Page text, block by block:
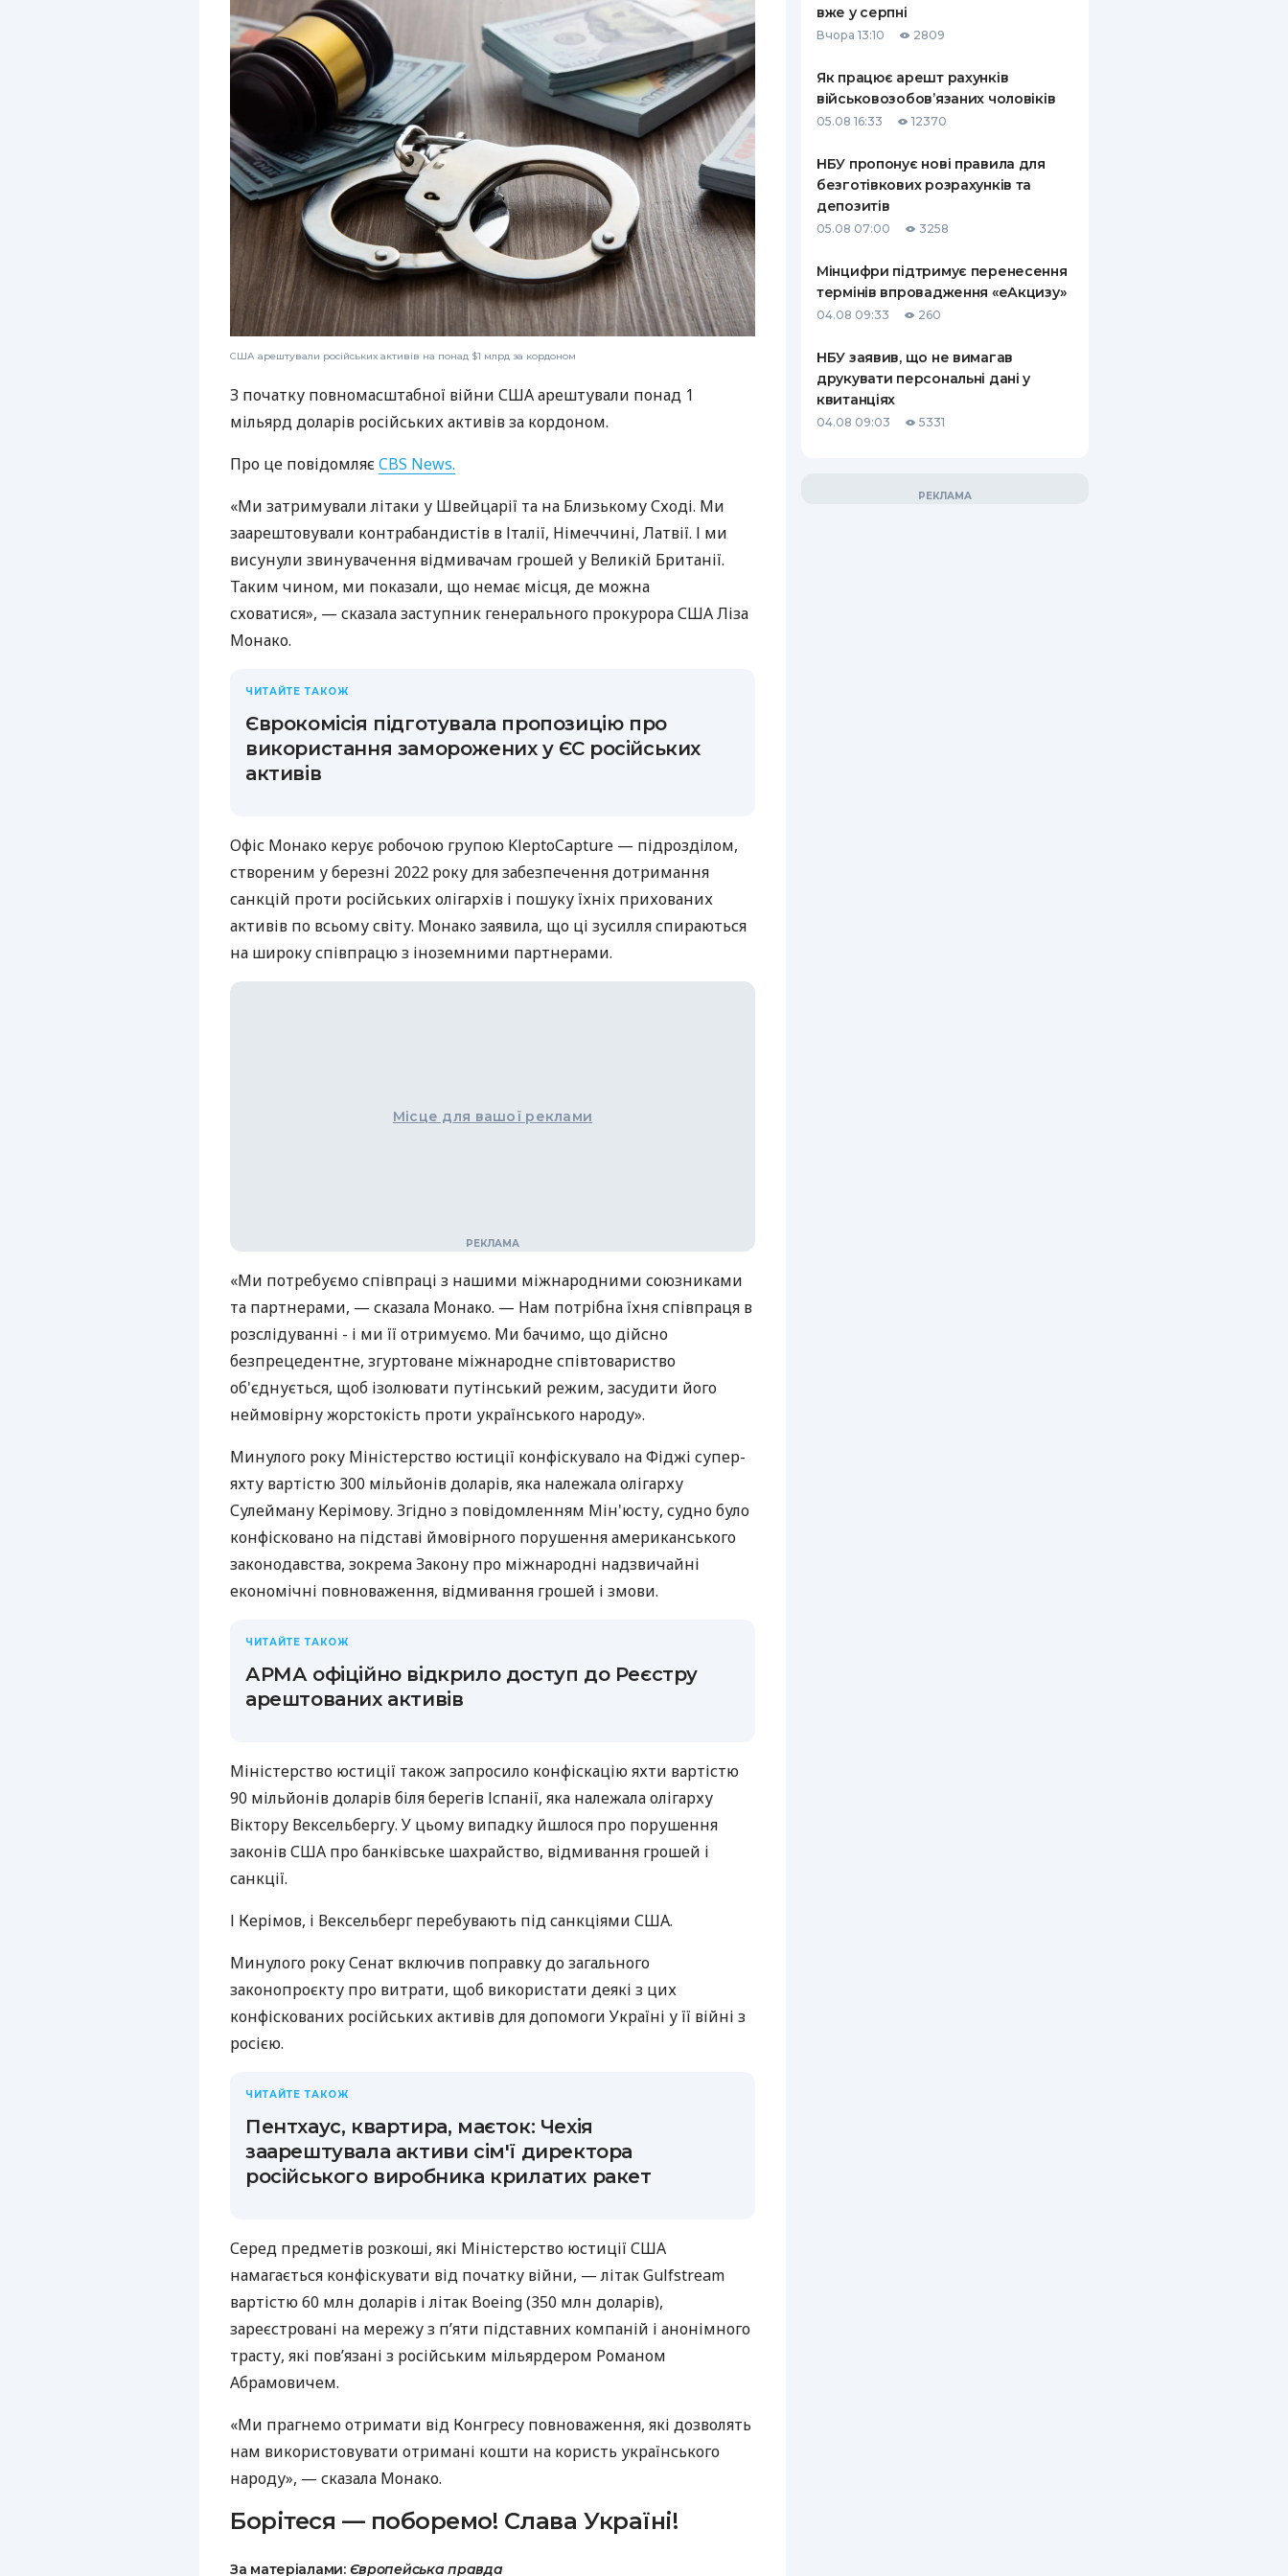
РЕЙТИНГ ДЕБЕТОВИХ
КАРТОК
ЩОМІСЯЧНИЙ ОГЛЯД
КЕШБЕКУ
ПУТІВНИКИ ПО
БАНКІВСЬКИХ КАРТКАХ
ПУТІВНИКИ ПО
ВСІ СТРАХОВІ ПОЛІСИ
СТРАХОВІ КОМПАНІЇ
ВІДГУКИ ПРО СТРАХОВІ
КОМПАНІЇ
США арештували російських активів на понад $1 млрд за кордоном
З початку повномасштабної війни США арештували понад 1
мільярд доларів російських активів за кордоном.
Про це повідомляєCBS News.
«Ми затримували літаки у Швейцарії та на Близькому Сході. Ми
заарештовували контрабандистів в Італії, Німеччині, Латвії. І ми
висунули звинувачення відмивачам грошей у Великій Британії.
Таким чином, ми показали, що немає місця, де можна
сховатися», — сказала заступник генерального прокурора США Ліза
Монако.
ЧИТАЙТЕ ТАКОЖ
Єврокомісія підготувала пропозицію про
використання заморожених у ЄС російських
активів
Офіс Монако керує робочою групою KleptoCapture — підрозділом,
створеним у березні 2022 року для забезпечення дотримання
санкцій проти російських олігархів і пошуку їхніх прихованих
активів по всьому світу. Монако заявила, що ці зусилля спираються
на широку співпрацю з іноземними партнерами.
Місце для вашої реклами
«Ми потребуємо співпраці з нашими міжнародними союзниками
та партнерами, — сказала Монако. — Нам потрібна їхня співпраця в
розслідуванні - і ми її отримуємо. Ми бачимо, що дійсно
безпрецедентне, згуртоване міжнародне співтовариство
об'єднується, щоб ізолювати путінський режим, засудити його
неймовірну жорстокість проти українського народу».
Минулого року Міністерство юстиції конфіскувало на Фіджі супер-
яхту вартістю 300 мільйонів доларів, яка належала олігарху
Сулейману Керімову. Згідно з повідомленням Мін'юсту, судно було
конфісковано на підставі ймовірного порушення американського
законодавства, зокрема Закону про міжнародні надзвичайні
економічні повноваження, відмивання грошей і змови.
ЧИТАЙТЕ ТАКОЖ
АРМА офіційно відкрило доступ до Реєстру
арештованих активів
Міністерство юстиції також запросило конфіскацію яхти вартістю
90 мільйонів доларів біля берегів Іспанії, яка належала олігарху
Віктору Вексельбергу. У цьому випадку йшлося про порушення
законів США про банківське шахрайство, відмивання грошей і
санкції.
І Керімов, і Вексельберг перебувають під санкціями США.
Минулого року Сенат включив поправку до загального
законопроєкту про витрати, щоб використати деякі з цих
конфіскованих російських активів для допомоги Україні у її війні з
росією.
ЧИТАЙТЕ ТАКОЖ
Пентхаус, квартира, маєток: Чехія
заарештувала активи сім'ї директора
російського виробника крилатих ракет
Серед предметів розкоші, які Міністерство юстиції США
намагається конфіскувати від початку війни, — літак Gulfstream
вартістю 60 млн доларів і літак Boeing (350 млн доларів),
зареєстровані на мережу з п’яти підставних компаній і анонімного
трасту, які пов’язані з російським мільярдером Романом
Абрамовичем.
«Ми прагнемо отримати від Конгресу повноваження, які дозволять
нам використовувати отримані кошти на користь українського
народу», — сказала Монако.
Борітеся — поборемо! Слава Україні!
За матеріалами: Європейська правда
вже у серпні
Вчора 13:10 2809
Як працює арешт рахунків
військовозобов’язаних чоловіків
05.08 16:33 12370
НБУ пропонує нові правила для
безготівкових розрахунків та
депозитів
05.08 07:00 3258
Мінцифри підтримує перенесення
термінів впровадження «еАкцизу»
04.08 09:33 260
НБУ заявив, що не вимагав
друкувати персональні дані у
квитанціях
04.08 09:03 5331